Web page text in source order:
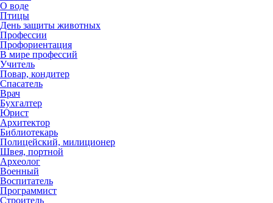
О воде
Птицы
День защиты животных
Профессии
Профориентация
В мире профессий
Учитель
Повар, кондитер
Спасатель
Врач
Бухгалтер
Юрист
Архитектор
Библиотекарь
Полицейский, милиционер
Швея, портной
Археолог
Военный
Воспитатель
Программист
Строитель